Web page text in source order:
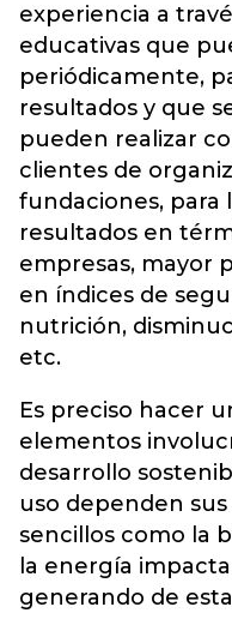
experiencia a
educativas que
periódicamente,
resultados y que
pueden realizar
clientes de
fundaciones, para
resultados en
empresas, mayor
en índices de
nutrición,
etc.
Es preciso hacer
elementos
desarrollo
uso dependen
sencillos como la
la energía
generando de